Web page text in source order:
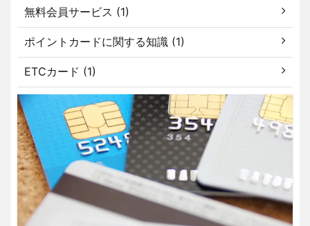
無料会員サービス (1)
ポイントカードに関する知識 (1)
ETCカード (1)